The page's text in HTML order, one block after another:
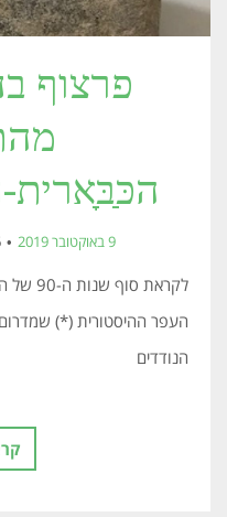
פרצוף
9 באוקטובר 2019
לקראת
העפר ההיסטורית (*)
הנודדים